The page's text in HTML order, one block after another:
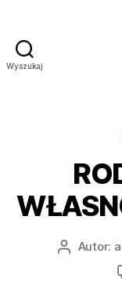
Wyszukaj
AutorAutor: